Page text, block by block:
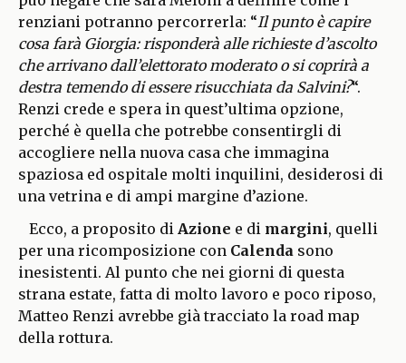
renziani potranno percorrerla: “Il punto è capire
cosa farà Giorgia: risponderà alle richieste d’ascolto
che arrivano dall’elettorato moderato o si coprirà a
destra temendo di essere risucchiata da Salvini?“.
Renzi crede e spera in quest’ultima opzione,
perché è quella che potrebbe consentirgli di
accogliere nella nuova casa che immagina
spaziosa ed ospitale molti inquilini, desiderosi di
una vetrina e di ampi margine d’azione.
Ecco, a proposito di Azione e di margini, quelli
per una ricomposizione con Calenda sono
inesistenti. Al punto che nei giorni di questa
strana estate, fatta di molto lavoro e poco riposo,
Matteo Renzi avrebbe già tracciato la road map
della rottura.